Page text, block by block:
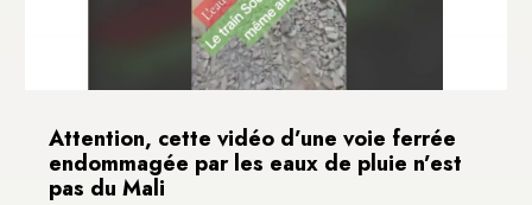
Attention, cette vidéo d’une voie ferrée
endommagée par les eaux de pluie n’est
pas du Mali